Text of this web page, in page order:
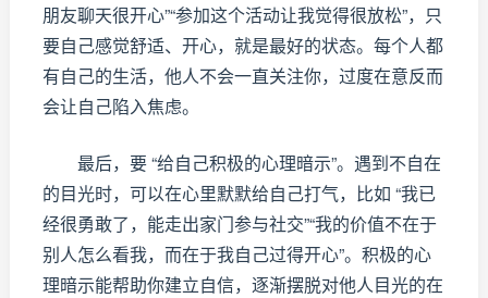
朋友聊天很开心”“参加这个活动让我觉得很放松”，只
要自己感觉舒适、开心，就是最好的状态。每个人都
有自己的生活，他人不会一直关注你，过度在意反而
会让自己陷入焦虑。
最后，要 “给自己积极的心理暗示”。遇到不自在
的目光时，可以在心里默默给自己打气，比如 “我已
经很勇敢了，能走出家门参与社交”“我的价值不在于
别人怎么看我，而在于我自己过得开心”。积极的心
理暗示能帮助你建立自信，逐渐摆脱对他人目光的在